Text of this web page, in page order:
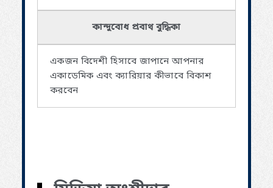
কান্দুবোধ প্রবাথ বুদ্ধিকা
একজন বিদেশী হিসাবে জাপানে আপনার
একাডেমিক এবং ক্যারিয়ার কীভাবে বিকাশ
করবেন